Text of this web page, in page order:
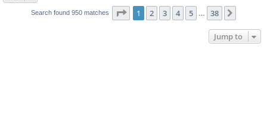
Search found 950 matches Page 1of 38
1 2 3 4 5 … 38
Jump to